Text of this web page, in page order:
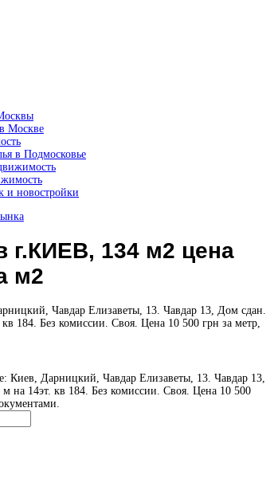
Москве
в Подмосковье
и новостройки
г.КИЕВ, 134 м2 цена
м2
Чавдар Елизаветы, 13. Чавдар 13, Дом сдан.
184. Без комиссии. Своя. Цена 10 500 грн за метр,
Киев, Дарницкий, Чавдар Елизаветы, 13. Чавдар 13,
на 14эт. кв 184. Без комиссии. Своя. Цена 10 500